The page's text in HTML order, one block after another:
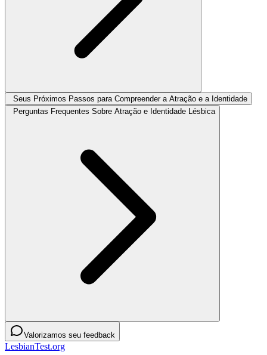
Seus Próximos Passos para Compreender a Atração e a Identidade
Perguntas Frequentes Sobre Atração e Identidade Lésbica
Valorizamos seu feedback
LesbianTest.org